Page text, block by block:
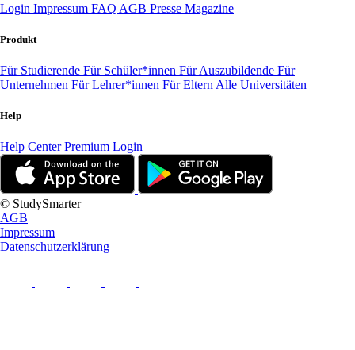
Login Impressum FAQ AGB Presse Magazine
Produkt
Für Studierende Für Schüler*innen Für Auszubildende Für
Unternehmen Für Lehrer*innen Für Eltern Alle Universitäten
Help
Help CenterPremium Login
© StudySmarter
AGB
Impressum
Datenschutzerklärung